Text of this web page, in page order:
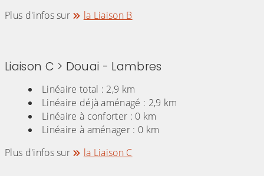
Plus d'infos sur
la Liaison B
Liaison C > Douai - Lambres
Linéaire total : 2,9 km
Linéaire déjà aménagé : 2,9 km
Linéaire à conforter : 0 km
Linéaire à aménager : 0 km
Plus d'infos sur
la Liaison C